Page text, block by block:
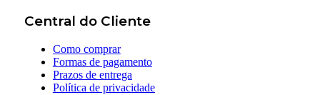
Central do Cliente
Como comprar
Formas de pagamento
Prazos de entrega
Política de privacidade